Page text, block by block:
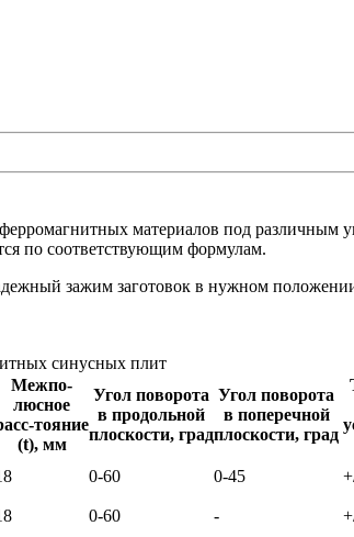
материалов под различным
по соответствующим формулам.
зажим заготовок в нужном
синусных плит
Межпо-
люсное
тояние
(t), мм
Угол поворота
в продольной
плоскости, град
Угол поворота
в поперечной
плоскости, град
0-60 0-45
0-60 -